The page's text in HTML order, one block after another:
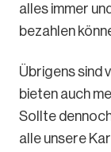
alles immer
bezahlen
Übrigens sind
bieten auch
Sollte
alle unsere